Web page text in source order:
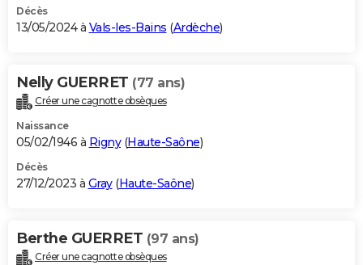
Décès
13/05/2024 à Vals-les-Bains (Ardèche)
Nelly GUERRET (77 ans)
Créer une cagnotte obsèques
Naissance
05/02/1946 à Rigny(Haute-Saône)
Décès
27/12/2023 à Gray(Haute-Saône)
Berthe GUERRET (97 ans)
Créer une cagnotte obsèques